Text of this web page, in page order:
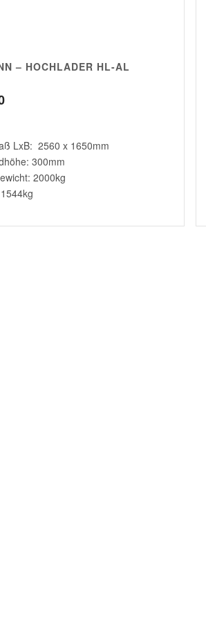
– HOCHLADER HL-AL
LxB: 2560 x 1650mm
300mm
2000kg